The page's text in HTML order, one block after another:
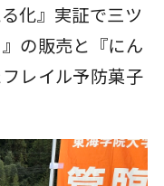
化』実証で三ツ
の販売と『にん
レイル予防菓子